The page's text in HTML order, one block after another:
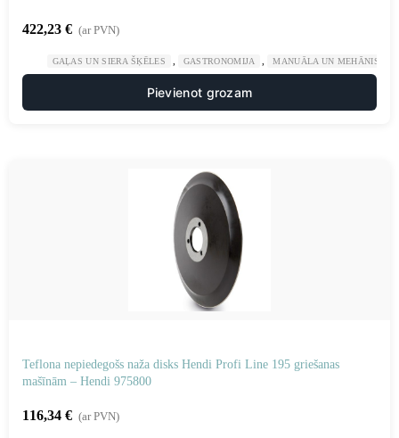
422,23 € (ar PVN)
GAĻAS UN SIERA ŠĶĒLES GASTRONOMIJA MANUĀLA UN MEHĀNISKA
Pievienot grozam
Teflona nepiedegošs naža disks Hendi Profi Line 195 griešanas
mašīnām – Hendi 975800
116,34 € (ar PVN)